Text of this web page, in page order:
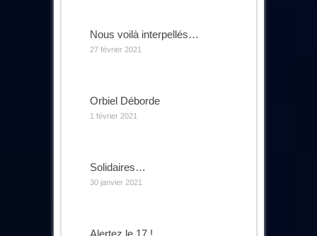
Nous voilà interpellés…
27 février 2021
Orbiel Déborde
1 février 2021
Solidaires…
30 janvier 2021
Alertez le 17 !